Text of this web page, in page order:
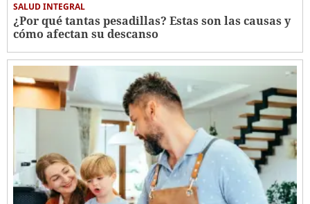
SALUD INTEGRAL
¿Por qué tantas pesadillas? Estas son las causas y
cómo afectan su descanso